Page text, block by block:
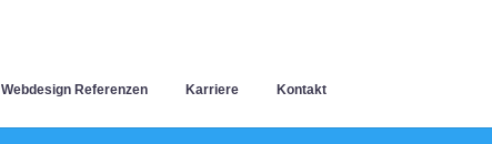
Webdesign Referenzen Karriere Kontakt